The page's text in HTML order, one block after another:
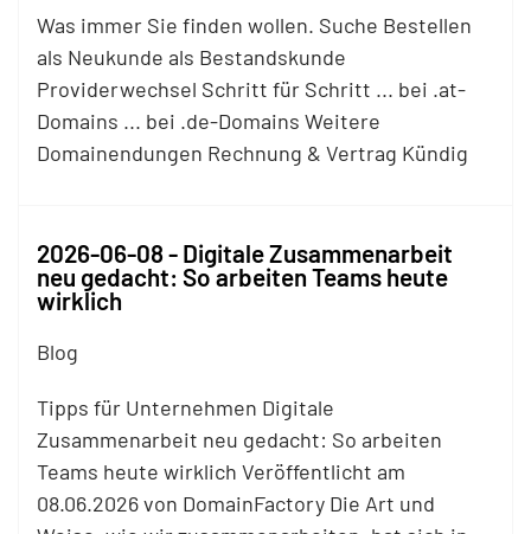
Was immer Sie finden wollen. Suche Bestellen
als Neukunde als Bestandskunde
Providerwechsel Schritt für Schritt ... bei .at-
Domains ... bei .de-Domains Weitere
Domainendungen Rechnung & Vertrag Kündig
2026-06-08 - Digitale Zusammenarbeit
neu gedacht: So arbeiten Teams heute
wirklich
Blog
Tipps für Unternehmen Digitale
Zusammenarbeit neu gedacht: So arbeiten
Teams heute wirklich Veröffentlicht am
08.06.2026 von DomainFactory Die Art und